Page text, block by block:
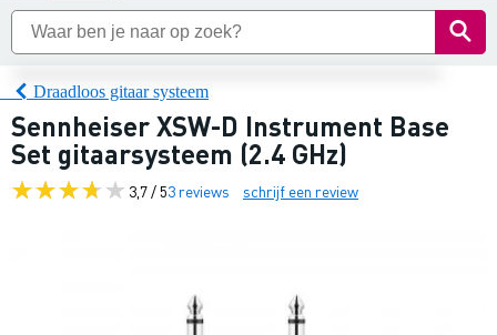
Draadloos gitaar systeem
Sennheiser XSW-D Instrument Base
Set gitaarsysteem (2.4 GHz)
3,7 / 53 reviews schrijf een review